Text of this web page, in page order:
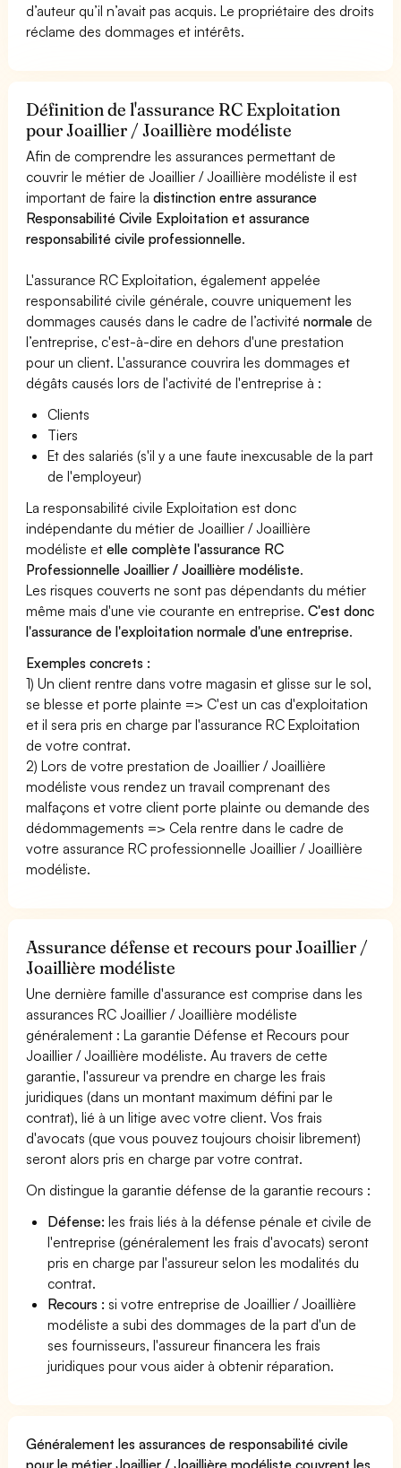
d’auteur qu’il n’avait pas acquis. Le propriétaire des droits
réclame des dommages et intérêts.
Définition de l'assurance RC Exploitation
pour Joaillier / Joaillière modéliste
Afin de comprendre les assurances permettant de
couvrir le métier de Joaillier / Joaillière modéliste il est
important de faire ladistinction entre assurance
Responsabilité Civile Exploitation et assurance
responsabilité civile professionnelle.
L'assurance RC Exploitation, également appelée
responsabilité civile générale, couvre uniquement les
dommages causés dans le cadre de l’activiténormale de
l’entreprise, c'est-à-dire en dehors d'une prestation
pour un client. L'assurance couvrira les dommages et
dégâts causés lors de l'activité de l'entreprise à :
Clients
Tiers
Et des salariés (s'il y a une faute inexcusable de la part
de l'employeur)
La responsabilité civile Exploitation est donc
indépendante du métier de Joaillier / Joaillière
modéliste etelle complète l'assurance RC
Professionnelle Joaillier / Joaillière modéliste.
Les risques couverts ne sont pas dépendants du métier
même mais d'une vie courante en entreprise.C'est donc
l'assurance de l'exploitation normale d'une entreprise.
Exemples concrets :
1) Un client rentre dans votre magasin et glisse sur le sol,
se blesse et porte plainte => C'est un cas d'exploitation
et il sera pris en charge par l'assurance RC Exploitation
de votre contrat.
2) Lors de votre prestation de Joaillier / Joaillière
modéliste vous rendez un travail comprenant des
malfaçons et votre client porte plainte ou demande des
dédommagements => Cela rentre dans le cadre de
votre assurance RC professionnelle Joaillier / Joaillière
modéliste.
Assurance défense et recours pour Joaillier /
Joaillière modéliste
Une dernière famille d'assurance est comprise dans les
assurances RC Joaillier / Joaillière modéliste
généralement : La garantie Défense et Recours pour
Joaillier / Joaillière modéliste. Au travers de cette
garantie, l'assureur va prendre en charge les frais
juridiques (dans un montant maximum défini par le
contrat), lié à un litige avec votre client. Vos frais
d'avocats (que vous pouvez toujours choisir librement)
seront alors pris en charge par votre contrat.
On distingue la garantie défense de la garantie recours :
Défense: les frais liés à la défense pénale et civile de
l'entreprise (généralement les frais d'avocats) seront
pris en charge par l'assureur selon les modalités du
contrat.
Recours : si votre entreprise de Joaillier / Joaillière
modéliste a subi des dommages de la part d'un de
ses fournisseurs, l'assureur financera les frais
juridiques pour vous aider à obtenir réparation.
Généralement les assurances de responsabilité civile
pour le métier Joaillier / Joaillière modéliste couvrent les